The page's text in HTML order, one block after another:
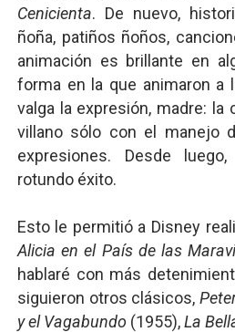
Cenicienta. De nuevo,
ñoña, patiños ñoños,
animación es brillante en
forma en la que animaron a
valga la expresión, madre: la
villano sólo con el manejo
expresiones. Desde
rotundo éxito.
Esto le permitió a Disney
Alicia en el País de las
hablaré con más
siguieron otros clásicos,
y el Vagabundo(1955),La